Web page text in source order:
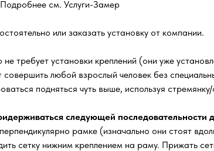
см. Услуги-Замер
или заказать установку от компании.
требует установки креплений (они уже
любой взрослый человек без
подняться чуть выше, используя стремянку/
следующей последовательности
рамке (изначально они стоят
сетку нижним креплением на раму. Прижать